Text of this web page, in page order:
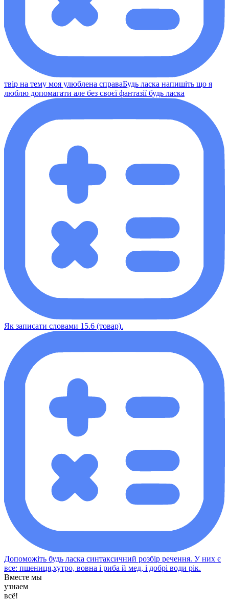
твір на тему моя улюблена справаБудь ласка напишіть що я
люблю допомагати але без своєї фантазії будь ласка​
Як записати словами 15.6 (товар).
Допоможіть будь ласка синтаксичний розбір речення. У них є
все: пшениця,хутро, вовна і риба й мед, і добрі води рік.​
Вместе мы
узнаем
всё!